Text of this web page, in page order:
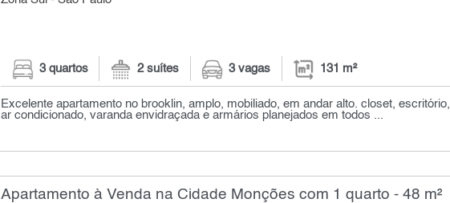
3 quartos 2 suítes 3 vagas 131 m²
Excelente apartamento no brooklin, amplo, mobiliado, em andar alto. closet, escritório,
ar condicionado, varanda envidraçada e armários planejados em todos ...
Apartamento à Venda na Cidade Monções com 1 quarto - 48 m²